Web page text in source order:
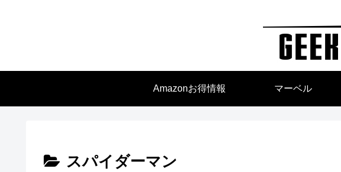
Amazonお得情報 マーベル
スパイダーマン